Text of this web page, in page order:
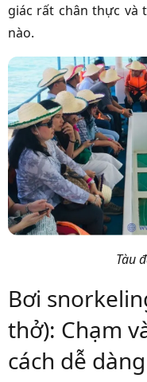
giác rất chân thực và
nào.
Tàu
Bơi
thở): Chạm
cách dễ dàng